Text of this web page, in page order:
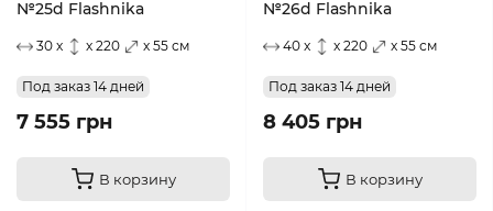
№25d Flashnika
30 x x 220 x 55 см
Под заказ 14 дней
7 555 грн
В корзину
№26d Flashnika
40 x x 220 x 55 см
Под заказ 14 дней
8 405 грн
В корзину